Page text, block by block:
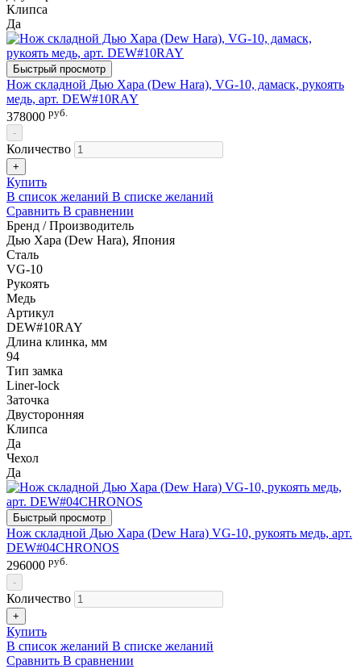
Клипса
Да
Быстрый просмотр
Нож складной Дью Хара (Dew Hara), VG-10, дамаск, рукоять
медь, арт. DEW#10RAY
378000 руб.
-
Количество
+
Купить
В список желаний В списке желаний
Сравнить В сравнении
Бренд / Производитель
Дью Хара (Dew Hara), Япония
Сталь
VG-10
Рукоять
Медь
Артикул
DEW#10RAY
Длина клинка, мм
94
Тип замка
Liner-lock
Заточка
Двусторонняя
Клипса
Да
Чехол
Да
Быстрый просмотр
Нож складной Дью Хара (Dew Hara) VG-10, рукоять медь, арт.
DEW#04CHRONOS
296000 руб.
-
Количество
+
Купить
В список желаний В списке желаний
Сравнить В сравнении